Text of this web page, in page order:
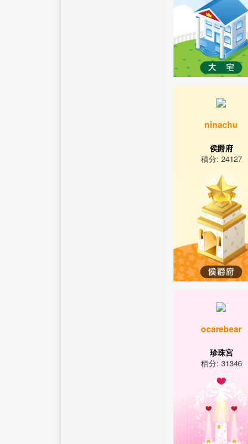
ninachu
侯爵府
積分: 24127
ocarebear
珍珠宮
積分: 31346